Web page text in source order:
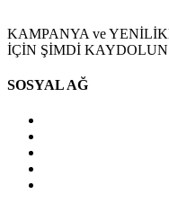
KAMPANYA ve
İÇİN ŞİMDİ
SOSYAL AĞ